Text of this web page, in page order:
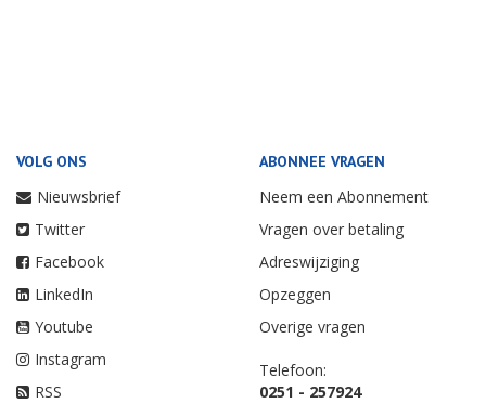
VOLG ONS
Nieuwsbrief
Twitter
Facebook
LinkedIn
Youtube
Instagram
RSS
ABONNEE VRAGEN
Neem een Abonnement
Vragen over betaling
Adreswijziging
Opzeggen
Overige vragen
Telefoon:
0251 - 257924